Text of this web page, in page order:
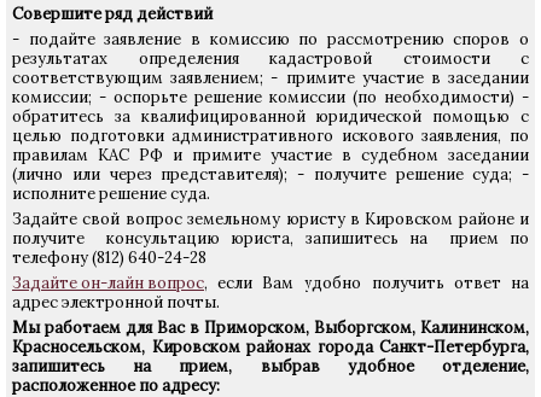
Совершите ряд действий
- подайте заявление в комиссию по рассмотрению споров о
результатах определения кадастровой стоимости с
соответствующим заявлением; - примите участие в заседании
комиссии; - оспорьте решение комиссии (по необходимости) -
обратитесь за квалифицированной юридической помощью с
целью подготовки административного искового заявления, по
правилам КАС РФ и примите участие в судебном заседании
(лично или через представителя); - получите решение суда; -
исполните решение суда.
Задайте свой вопрос земельному юристу в Кировском районе и
получите консультацию юриста, запишитесь на прием по
телефону (812) 640-24-28
Задайте он-лайн вопрос, если Вам удобно получить ответ на
адрес электронной почты.
Мы работаем для Вас в Приморском, Выборгском, Калининском,
Красносельском, Кировском районах города Санкт-Петербурга,
запишитесь на прием, выбрав удобное отделение,
расположенное по адресу: